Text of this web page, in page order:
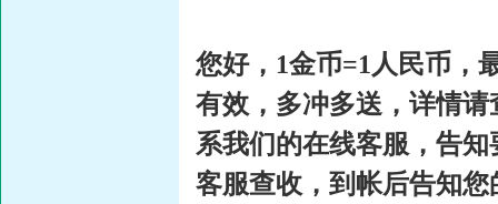
您好，1金币=1人民币，
有效，多冲多送，详情
系我们的在线客服，告
客服查收，到帐后告知